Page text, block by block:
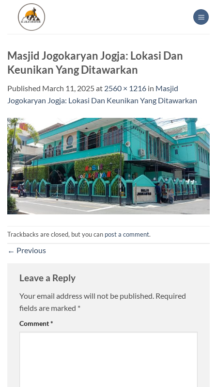
content
Masjid Jogokaryan Jogja: Lokasi Dan
Keunikan Yang Ditawarkan
Published March 11, 2025at 2560 × 1216 in Masjid
Jogokaryan Jogja: Lokasi Dan Keunikan Yang Ditawarkan
Trackbacks are closed, but you can post a comment.
← Previous
Leave a Reply
Your email address will not be published. Required
fields are marked *
Comment*